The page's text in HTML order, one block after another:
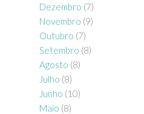
Dezembro (7)
Novembro (9)
Outubro (7)
Setembro (8)
Agosto (8)
Julho (8)
Junho (10)
Maio (8)